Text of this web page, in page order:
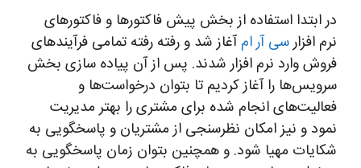
در ابتدا استفاده از بخش پیش فاکتورها و فاکتورهای
نرم افزارسی آر امآغاز شد و رفته رفته تمامی فرآیندهای
فروش وارد نرم افزار شدند. پس از آن پیاده سازی بخش
سرویس‌ها را آغاز کردیم تا بتوان درخواست‌ها و
فعالیت‌های انجام شده برای مشتری را بهتر مدیریت
نمود و نیز امکان نظرسنجی از مشتریان و پاسخگویی به
شکایات مهیا شود. و همچنین بتوان زمان پاسخگویی به